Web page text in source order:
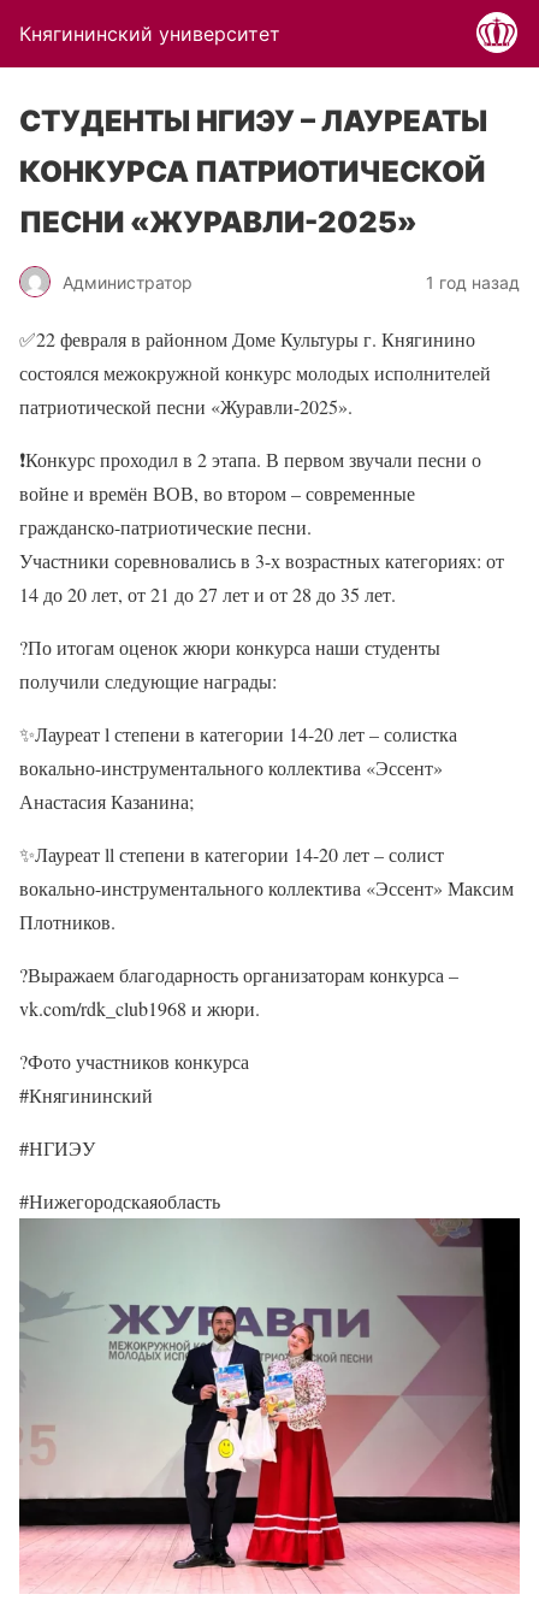
Княгининский университет
СТУДЕНТЫ НГИЭУ – ЛАУРЕАТЫ
КОНКУРСА ПАТРИОТИЧЕСКОЙ
ПЕСНИ «ЖУРАВЛИ-2025»
Администратор 1 год назад
✅22 февраля в районном Доме Культуры г. Княгинино
состоялся межокружной конкурс молодых исполнителей
патриотической песни «Журавли-2025».
❗Конкурс проходил в 2 этапа. В первом звучали песни о
войне и времён ВОВ, во втором – современные
гражданско-патриотические песни.
Участники соревновались в 3-х возрастных категориях: от
14 до 20 лет, от 21 до 27 лет и от 28 до 35 лет.
?По итогам оценок жюри конкурса наши студенты
получили следующие награды:
✨Лауреат l степени в категории 14-20 лет – солистка
вокально-инструментального коллектива «Эссент»
Анастасия Казанина;
✨Лауреат ll степени в категории 14-20 лет – солист
вокально-инструментального коллектива «Эссент» Максим
Плотников.
?Выражаем благодарность организаторам конкурса –
vk.com/rdk_club1968 и жюри.
?Фото участников конкурса
#Княгининский
#НГИЭУ
#Нижегородскаяобласть